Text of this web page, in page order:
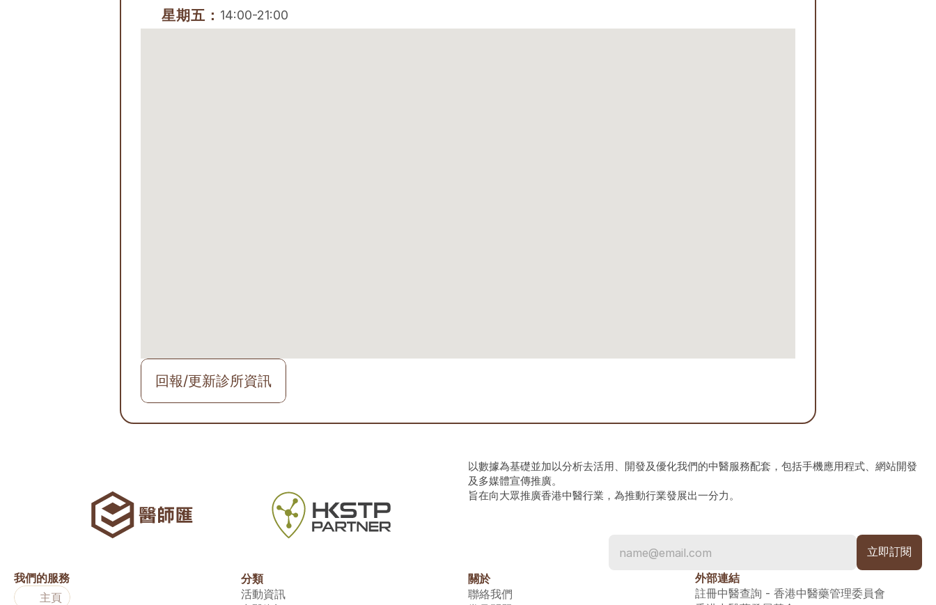
星期五： 14:00-21:00
回報/更新診所資訊
以數據為基礎並加以分析去活用、開發及優化我們的中醫服務配套，包括手機應用程式、網站開發
及多媒體宣傳推廣。
旨在向大眾推廣香港中醫行業，為推動行業發展出一分力。
我們的服務
主頁
分類
活動資訊
關於
聯絡我們
外部連結
註冊中醫查詢 - 香港中醫藥管理委員會